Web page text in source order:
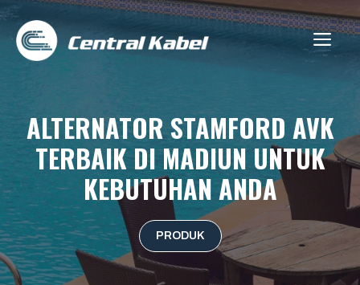
Skip
content
ALTERNATOR STAMFORD AVK
TERBAIK DI MADIUN UNTUK
KEBUTUHAN ANDA
PRODUK